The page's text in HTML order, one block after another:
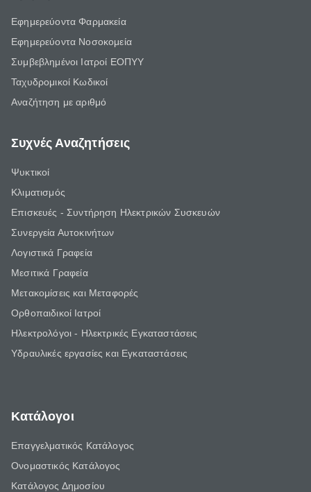
Εφημερεύοντα Φαρμακεία
Εφημερεύοντα Νοσοκομεία
Συμβεβλημένοι Ιατροί ΕΟΠΥΥ
Ταχυδρομικοί Κωδικοί
Αναζήτηση με αριθμό
Συχνές Αναζητήσεις
Ψυκτικοί
Κλιματισμός
Επισκευές - Συντήρηση Ηλεκτρικών Συσκευών
Συνεργεία Αυτοκινήτων
Λογιστικά Γραφεία
Μεσιτικά Γραφεία
Μετακομίσεις και Μεταφορές
Ορθοπαιδικοί Ιατροί
Ηλεκτρολόγοι - Ηλεκτρικές Εγκαταστάσεις
Υδραυλικές εργασίες και Εγκαταστάσεις
Κατάλογοι
Επαγγελματικός Κατάλογος
Ονομαστικός Κατάλογος
Κατάλογος Δημοσίου